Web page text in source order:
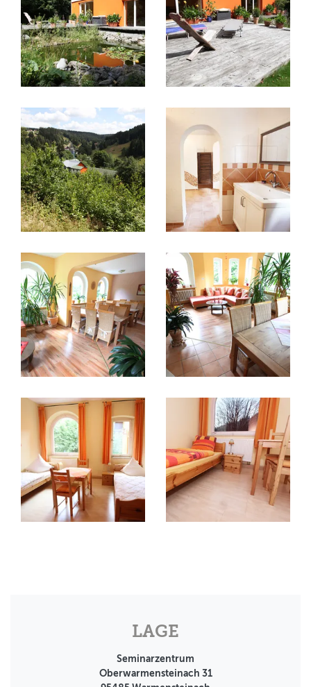
LAGE
Seminarzentrum
Oberwarmensteinach 31